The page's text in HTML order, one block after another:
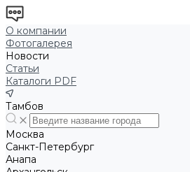
О компании
Фотогалерея
Новости
Статьи
Каталоги PDF
Тамбов
Москва
Санкт-Петербург
Анапа